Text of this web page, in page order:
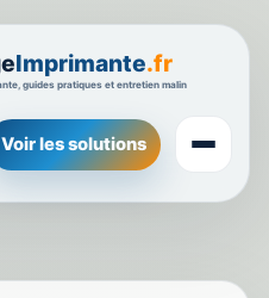
Voir les solutions